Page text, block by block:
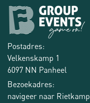
Postadres:
Velkenskamp 1
6097 NN Panheel
Bezoekadres:
navigeer naar Rietkamp